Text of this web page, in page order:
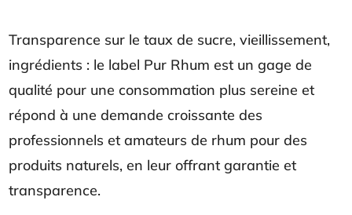
Transparence sur le taux de sucre, vieillissement,
ingrédients : le label Pur Rhum est un gage de
qualité pour une consommation plus sereine et
répond à une demande croissante des
professionnels et amateurs de rhum pour des
produits naturels, en leur offrant garantie et
transparence.